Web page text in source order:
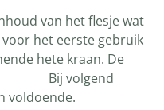
van het flesje wat
het eerste gebruik
hete kraan. De
Bij volgend
voldoende.